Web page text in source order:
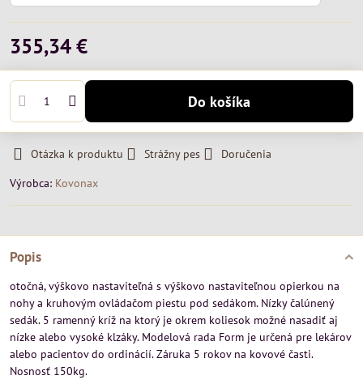
355,34 €
Do košíka
Otázka k produktu Strážny pes
Doručenia
Výrobca: Kovonax
Popis
otočná, výškovo nastaviteľná s výškovo nastaviteľnou opierkou na
nohy a kruhovým ovládačom piestu pod sedákom. Nízky čalúnený
sedák. 5 ramenný kríž na ktorý je okrem koliesok možné nasadiť aj
nízke alebo vysoké klzáky. Modelová rada Form je určená pre lekárov
alebo pacientov do ordinácií. Záruka 5 rokov na kovové časti.
Nosnosť 150kg.